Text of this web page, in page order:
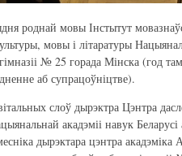
роднай мовы Інстытут
мовы і літаратуры
гімназіі № 25 горада Мінска (год
аб супрацоўніцтве).
слоў дырэктра Цэнтра
акадэміі навук Беларусі
дырэктара цэнтра акадэміка